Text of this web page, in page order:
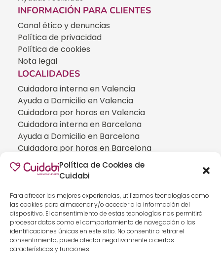
Política de Cookies de
Cuidabi
Para ofrecer las mejores experiencias, utilizamos tecnologías como
las cookies para almacenar y/o acceder a la información del
dispositivo. El consentimiento de estas tecnologías nos permitirá
procesar datos como el comportamiento de navegación o las
identificaciones únicas en este sitio. No consentir o retirar el
consentimiento, puede afectar negativamente a ciertas
características y funciones.
INFORMACIÓN PARA CLIENTES
Canal ético y denuncias
Política de privacidad
Política de cookies
Nota legal
LOCALIDADES
Cuidadora interna en Valencia
Ayuda a Domicilio en Valencia
Cuidadora por horas en Valencia
Cuidadora interna en Barcelona
Ayuda a Domicilio en Barcelona
Cuidadora por horas en Barcelona
Cuidadora interna en Madrid
Ayuda a Domicilio en Madrid
CUIDADOS ESPECIALIZADOS
Cuidadoras de personas con Alzheimer
Cuidadoras de personas con Parkinson
Cuidadoras de personas con ELA
Cuidados especializados para personas que